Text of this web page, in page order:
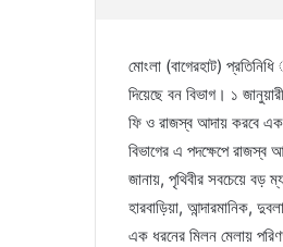
মোংলা (বাগেরহাট)
দিয়েছে বন বিভাগ। ১
ফি ও রাজস্ব আদায় করবে
বিভাগের এ পদক্ষেপে রাজস্ব
জানায়, পৃথিবীর সবচেয়ে বড়
হারবাড়িয়া, আন্দারমানিক,
এক ধরনের মিলন মেলায় পরিণত